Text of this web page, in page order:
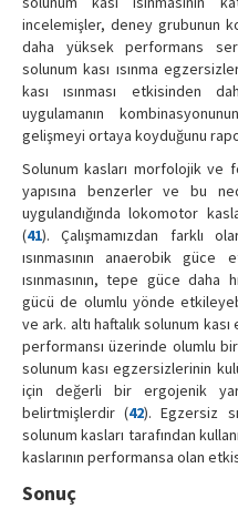
incelemişler, deney grubunun
daha yüksek performans
solunum kası ısınma
kası ısınması etkisinden
uygulamanın
gelişmeyi ortaya koyduğunu
Solunum kasları morfolojik ve
yapısına benzerler ve bu
uygulandığında lokomotor
(41). Çalışmamızdan farklı
ısınmasının anaerobik
ısınmasının, tepe güce daha
gücü de olumlu yönde
ve ark. altı haftalık solunum
performansı üzerinde olumlu
solunum kası egzersizlerinin
için değerli bir ergojenik
belirtmişlerdir (42). Egzersiz
solunum kasları tarafından
kaslarının performansa olan
Sonuç